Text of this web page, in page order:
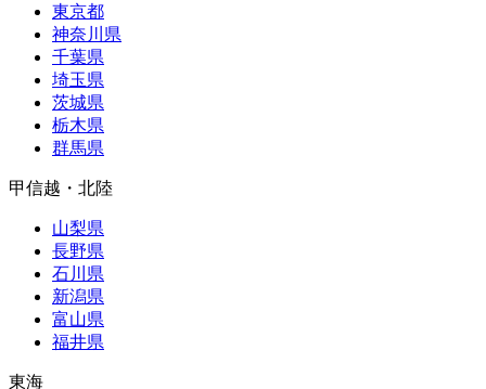
東京都
神奈川県
千葉県
埼玉県
茨城県
栃木県
群馬県
甲信越・北陸
山梨県
長野県
石川県
新潟県
富山県
福井県
東海